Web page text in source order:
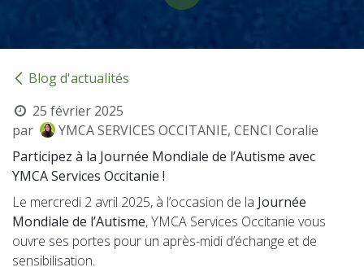
Blog d'actualités
25 février 2025
par
YMCA SERVICES OCCITANIE, CENCI Coralie
Participez à la Journée Mondiale de l’Autisme avec
YMCA Services Occitanie !
Le mercredi 2 avril 2025, à l’occasion de la Journée
Mondiale de l’Autisme, YMCA Services Occitanie vous
ouvre ses portes pour un après-midi d’échange et de
sensibilisation.